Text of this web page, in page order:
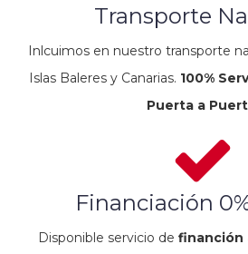
Transporte
Inlcuimos en nuestro transporte
Islas Baleres y Canarias. 100%
Puerta a
Financiación
Disponible servicio de financión